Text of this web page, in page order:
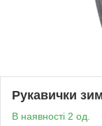
Рукавички
В наявності 2 од.